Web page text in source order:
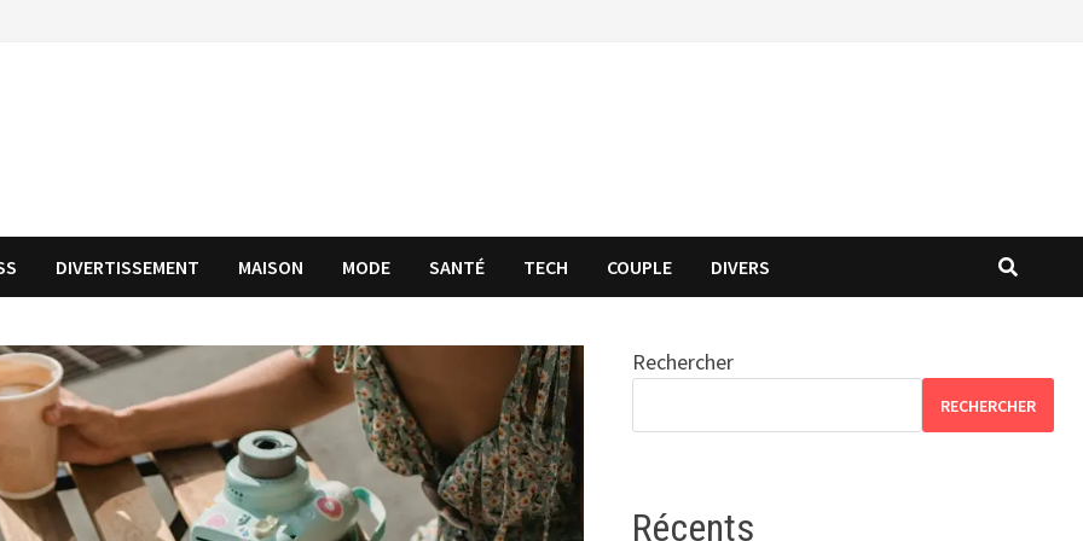
DIVERTISSEMENT MAISON MODE SANTÉ TECH COUPLE DIVERS
Rechercher
RECHERCHER
Récents